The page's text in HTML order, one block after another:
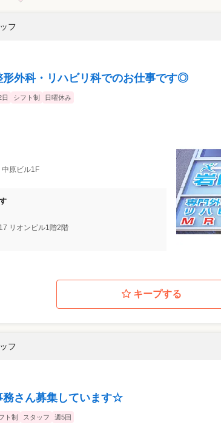
フ
形外科・リハビリ科でのお仕事です◎
シフト制 日曜休み
原ビル1F
リオンビル1階2階
キープする
フ
さん募集しています☆
ト制 スタッフ 週5回